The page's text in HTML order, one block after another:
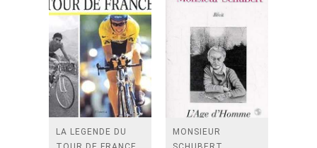
LA LEGENDE DU
MONSIEUR